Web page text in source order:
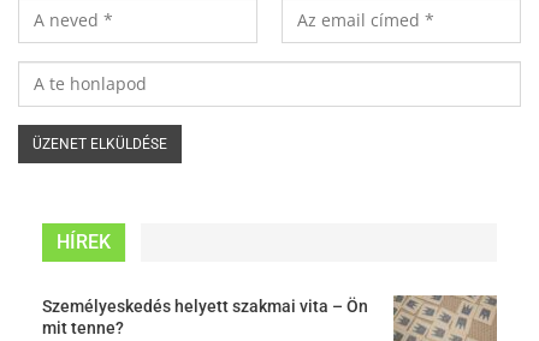
HÍREK
Személyeskedés helyett szakmai vita – Ön
mit tenne?